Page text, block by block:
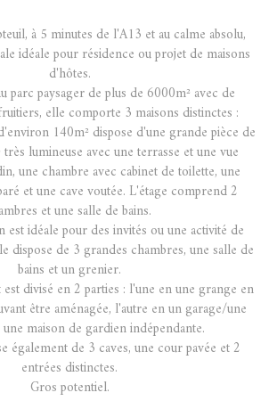
à 5 minutes de l'A13 et au calme absolu,
idéale pour résidence ou projet de maisons
d'hôtes.
parc paysager de plus de 6000m² avec de
elle comporte 3 maisons distinctes :
140m² dispose d'une grande pièce de
lumineuse avec une terrasse et une vue
une chambre avec cabinet de toilette, une
et une cave voutée. L'étage comprend 2
et une salle de bains.
est idéale pour des invités ou une activité de
dispose de 3 grandes chambres, une salle de
bains et un grenier.
divisé en 2 parties : l'une en une grange en
être aménagée, l'autre en un garage/une
maison de gardien indépendante.
également de 3 caves, une cour pavée et 2
entrées distinctes.
Gros potentiel.